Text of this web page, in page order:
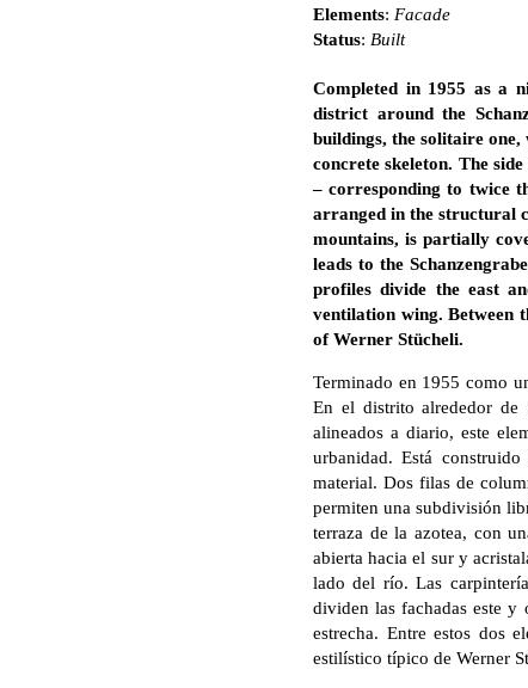
Elements: Facade
Status: Built
Completed in 1955 as a
district around the
buildings, the solitaire
concrete skeleton. The
– corresponding to twice
arranged in the structural
mountains, is partially
leads to the
profiles divide the east
ventilation wing. Between
of Werner Stücheli.
Terminado en 1955 como
En el distrito alrededor de
alineados a diario, este
urbanidad. Está
material. Dos filas de
permiten una subdivisión
terraza de la azotea, con
abierta hacia el sur y
lado del río. Las
dividen las fachadas este y
estrecha. Entre estos dos
estilístico típico de Werner